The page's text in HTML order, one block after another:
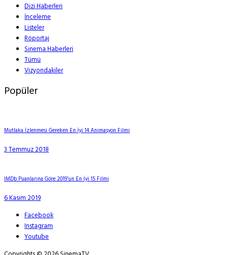
Dizi Haberleri
İnceleme
Listeler
Röportaj
Sinema Haberleri
Tümü
Vizyondakiler
Popüler
Mutlaka İzlenmesi Gereken En İyi 14 Animasyon Filmi
3 Temmuz 2018
IMDb Puanlarına Göre 2019’un En İyi 15 Filmi
6 Kasım 2019
Facebook
Instagram
Youtube